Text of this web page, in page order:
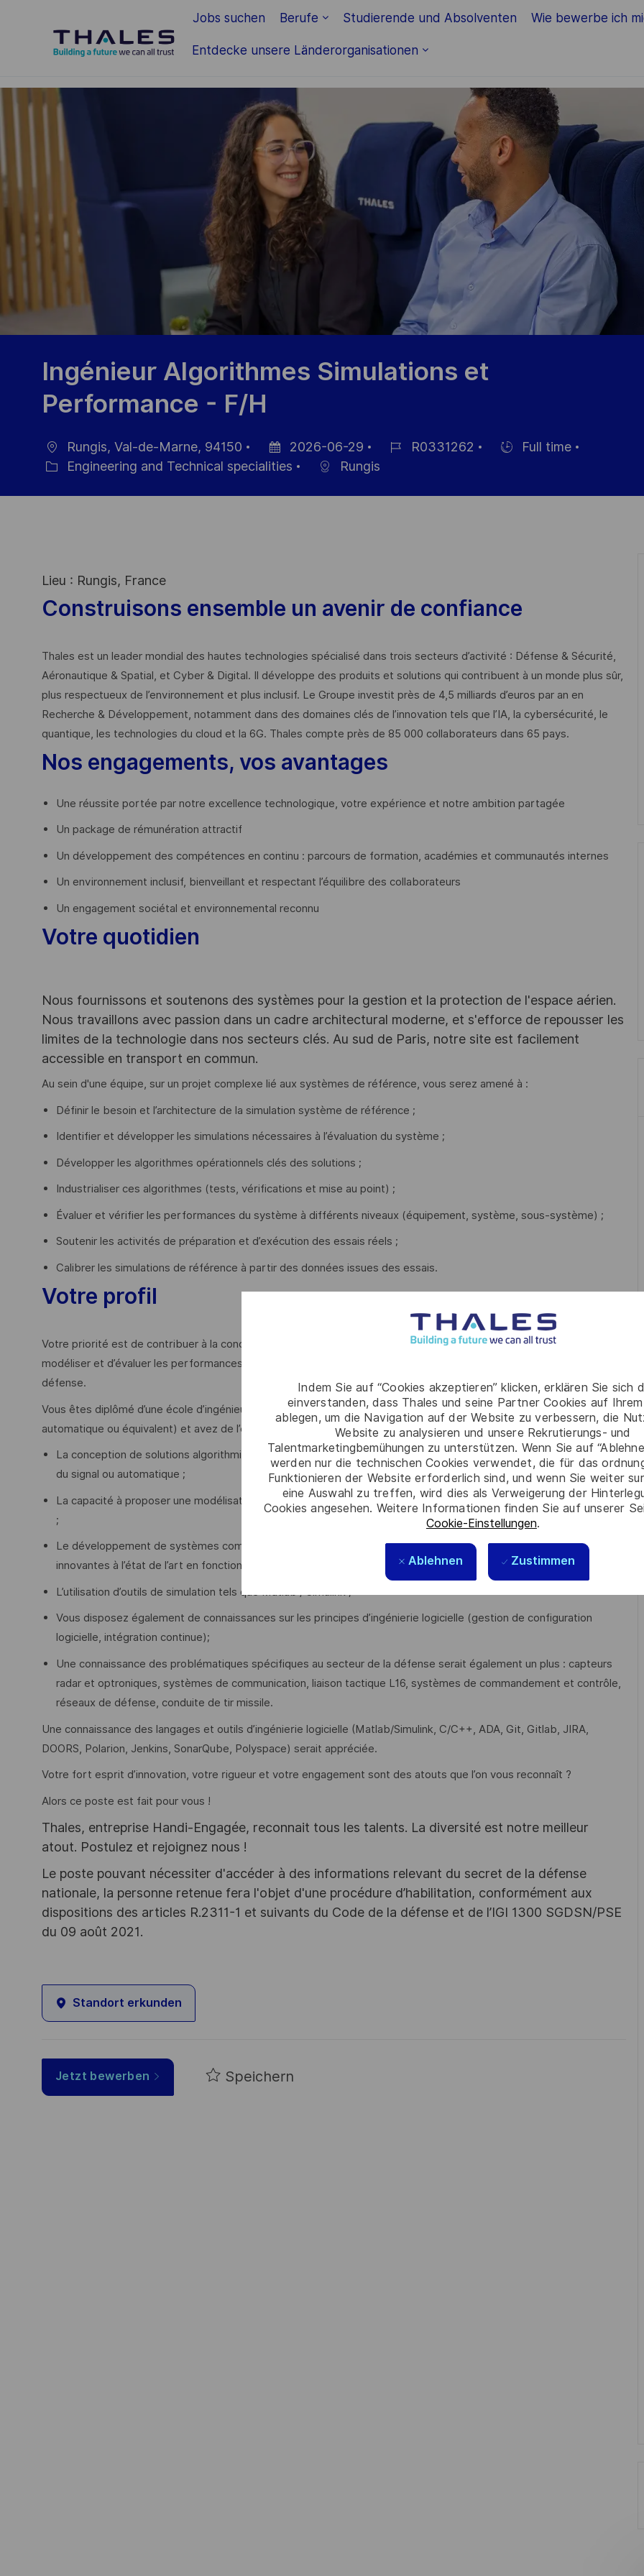
Jobs suchen Berufe Studierende und Absolventen Wie bewerbe ich
Entdecke unsere Länderorganisationen
-
Indem Sie auf “Cookies akzeptieren” klicken, erklären Sie sich
einverstanden, dass Thales und seine Partner Cookies auf
ablegen, um die Navigation auf der Website zu verbessern, die
Website zu analysieren und unsere Rekrutierungs- und
Talentmarketingbemühungen zu unterstützen. Wenn Sie auf
werden nur die technischen Cookies verwendet, die für das
Funktionieren der Website erforderlich sind, und wenn Sie weiter
eine Auswahl zu treffen, wird dies als Verweigerung der
Cookies angesehen. Weitere Informationen finden Sie auf unserer
Cookie-Einstellungen.
Ablehnen Zustimmen
Ingénieur Algorithmes Simulations et
Performance - F/H
Ort
Rungis, Val-de-Marne, 94150
Datum
Veröffentlichung
2026-06-29
Job-
R0331262
Full time
Engineering and Technical specialities Rungis
Lieu : Rungis, France
Construisons ensemble un avenir de confiance
Thales est un leader mondial des hautes technologies spécialisé dans trois secteurs d’activité : Défense & Sécurité,
Aéronautique & Spatial, et Cyber & Digital. Il développe des produits et solutions qui contribuent à un monde plus sûr,
plus respectueux de l’environnement et plus inclusif. Le Groupe investit près de 4,5 milliards d’euros par an en
Recherche & Développement, notamment dans des domaines clés de l’innovation tels que l’IA, la cybersécurité, le
quantique, les technologies du cloud et la 6G. Thales compte près de 85 000 collaborateurs dans 65 pays. ​
Nos engagements, vos avantages
Une réussite portée par notre excellence technologique, votre expérience et notre ambition partagée
Un package de rémunération attractif
Un développement des compétences en continu : parcours de formation, académies et communautés internes
Un environnement inclusif, bienveillant et respectant l’équilibre des collaborateurs
Un engagement sociétal et environnemental reconnu
Votre quotidien
Nous fournissons et soutenons des systèmes pour la gestion et la protection de l'espace aérien.
Nous travaillons avec passion dans un cadre architectural moderne, et s'efforce de repousser les
limites de la technologie dans nos secteurs clés. Au sud de Paris, notre site est facilement
accessible en transport en commun.
Au sein d'une équipe, sur un projet complexe lié aux systèmes de référence, vous serez amené à :
Définir le besoin et l’architecture de la simulation système de référence ;
Identifier et développer les simulations nécessaires à l’évaluation du système ;
Développer les algorithmes opérationnels clés des solutions ;
Industrialiser ces algorithmes (tests, vérifications et mise au point) ;
Évaluer et vérifier les performances du système à différents niveaux (équipement, système, sous-système) ;
Soutenir les activités de préparation et d’exécution des essais réels ;
Calibrer les simulations de référence à partir des données issues des essais.
Votre profil
Votre priorité est de contribuer à la conception et au développement de solutions algorithmiques permettant de
modéliser et d’évaluer les performances de systèmes complexes, notamment dans le domaine des systèmes de
défense.
Vous êtes diplômé d’une école d’ingénieur (informatique, mathématiques appliquées, traitement du signal,
automatique ou équivalent) et avez de l’expérience sur :
La conception de solutions algorithmiques avec de bonnes connaissances en méthodes numériques, traitement
du signal ou automatique ;
La capacité à proposer une modélisation pertinente pour répondre à des problématiques de simulations physiques
;
Le développement de systèmes complexes (défense, aéronautique) et la capacité à proposer des solutions
innovantes à l’état de l’art en fonction des besoins ;
L’utilisation d’outils de simulation tels que Matlab / Simulink ;
Vous disposez également de connaissances sur les principes d’ingénierie logicielle (gestion de configuration
logicielle, intégration continue);
Une connaissance des problématiques spécifiques au secteur de la défense serait également un plus : capteurs
radar et optroniques, systèmes de communication, liaison tactique L16, systèmes de commandement et contrôle,
réseaux de défense, conduite de tir missile.
Une connaissance des langages et outils d’ingénierie logicielle (Matlab/Simulink, C/C++, ADA, Git, Gitlab, JIRA,
DOORS, Polarion, Jenkins, SonarQube, Polyspace) serait appréciée.
Votre fort esprit d’innovation, votre rigueur et votre engagement sont des atouts que l’on vous reconnaît ?
Alors ce poste est fait pour vous !
Thales, entreprise Handi-Engagée, reconnait tous les talents. La diversité est notre meilleur
atout. Postulez et rejoignez nous !
Le poste pouvant nécessiter d'accéder à des informations relevant du secret de la défense
nationale, la personne retenue fera l'objet d'une procédure d’habilitation, conformément aux
dispositions des articles R.2311-1 et suivants du Code de la défense et de l’IGI 1300 SGDSN/PSE
du 09 août 2021.
Standort erkunden
Jetzt bewerben Speichern